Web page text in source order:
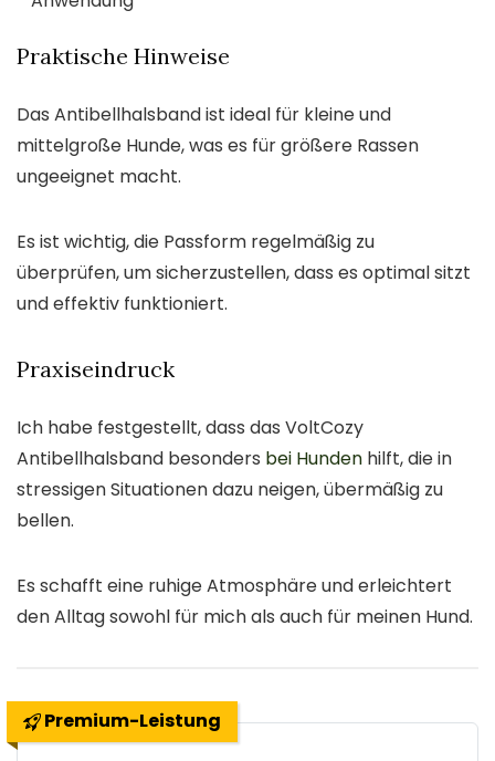
Praktische Hinweise
Das Antibellhalsband ist ideal für kleine und
mittelgroße Hunde, was es für größere Rassen
ungeeignet macht.
Es ist wichtig, die Passform regelmäßig zu
überprüfen, um sicherzustellen, dass es optimal sitzt
und effektiv funktioniert.
Praxiseindruck
Ich habe festgestellt, dass das VoltCozy
Antibellhalsband besonders bei Hunden hilft, die in
stressigen Situationen dazu neigen, übermäßig zu
bellen.
Es schafft eine ruhige Atmosphäre und erleichtert
den Alltag sowohl für mich als auch für meinen Hund.
Premium-Leistung